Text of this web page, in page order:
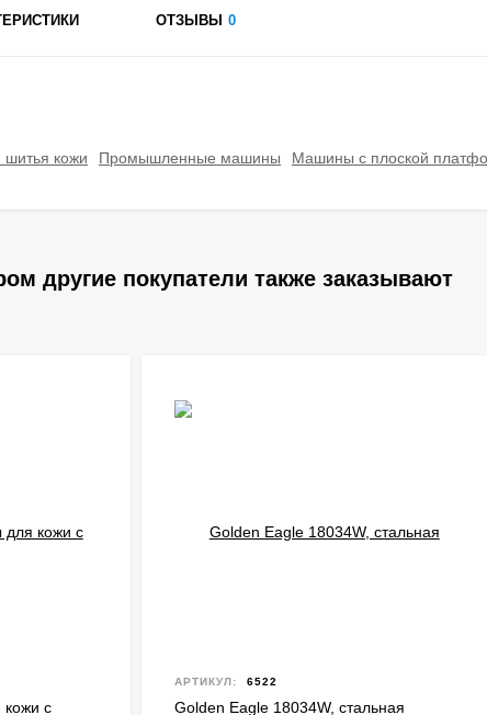
ОТЗЫВЫ 0
кожи Промышленные машины Машины с плоской
другие покупатели также заказывают
с
АРТИКУЛ: 6522
Golden Eagle 18034W, стальная